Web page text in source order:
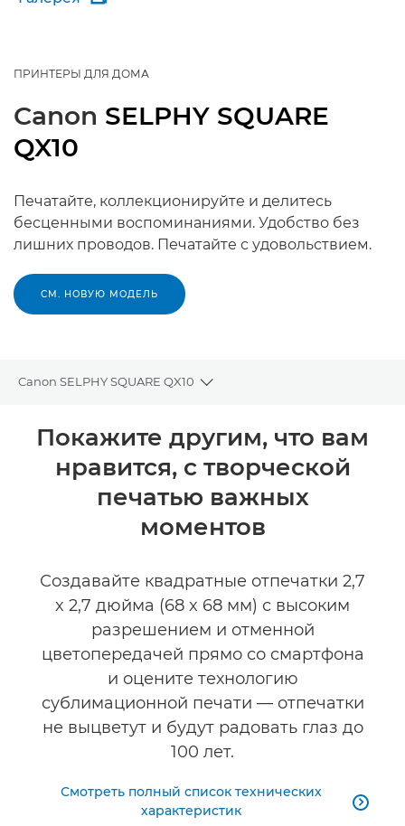
ПРИНТЕРЫ ДЛЯ ДОМА
Canon SELPHY SQUARE
QX10
Печатайте, коллекционируйте и делитесь
бесценными воспоминаниями. Удобство без
лишних проводов. Печатайте с удовольствием.
СМ. НОВУЮ МОДЕЛЬ
Canon SELPHY SQUARE QX10
Toggle breadcrumbs
Общая информация
Технические характеристики
Покажите другим, что вам
нравится, с творческой
печатью важных
моментов
Создавайте квадратные отпечатки 2,7
x 2,7 дюйма (68 x 68 мм) с высоким
разрешением и отменной
цветопередачей прямо со смартфона
и оцените технологию
сублимационной печати — отпечатки
не выцветут и будут радовать глаз до
100 лет.
Смотреть полный список технических
характеристик
